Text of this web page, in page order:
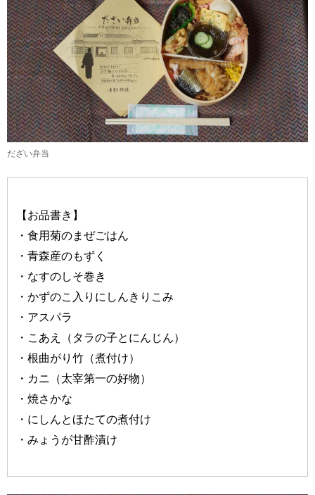
だざい弁当
【お品書き】
・食用菊のまぜごはん
・青森産のもずく
・なすのしそ巻き
・かずのこ入りにしんきりこみ
・アスパラ
・こあえ（タラの子とにんじん）
・根曲がり竹（煮付け）
・カニ（太宰第一の好物）
・焼さかな
・にしんとほたての煮付け
・みょうが甘酢漬け